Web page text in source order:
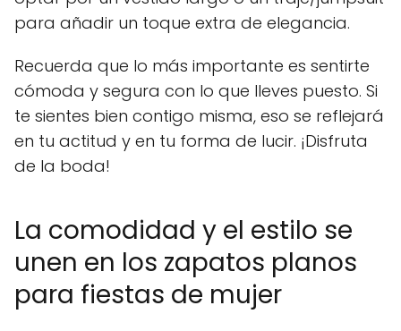
para añadir un toque extra de elegancia.
Recuerda que lo más importante es sentirte
cómoda y segura con lo que lleves puesto. Si
te sientes bien contigo misma, eso se reflejará
en tu actitud y en tu forma de lucir. ¡Disfruta
de la boda!
La comodidad y el estilo se
unen en los zapatos planos
para fiestas de mujer